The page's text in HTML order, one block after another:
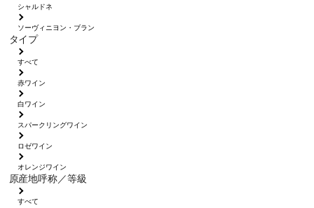
シャルドネ
ソーヴィニヨン・ブラン
タイプ
すべて
赤ワイン
白ワイン
スパークリングワイン
ロゼワイン
オレンジワイン
原産地呼称／等級
すべて